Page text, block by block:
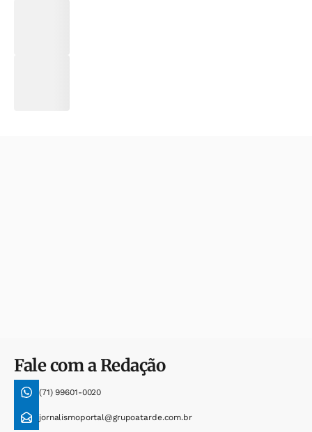
Fale com a Redação
(71) 99601-0020
jornalismoportal@grupoatarde.com.br